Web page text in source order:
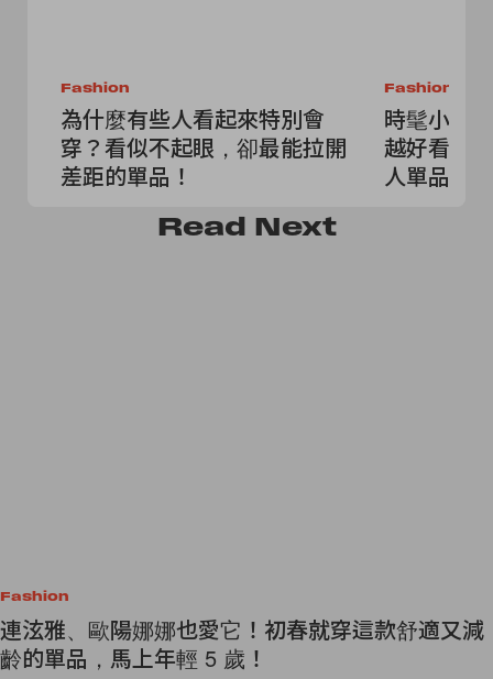
Fashion
為什麼有些人看起來特別會
穿？看似不起眼，卻最能拉開
差距的單品！
Fashion
時髦小技
越好看？
人單品就
Read Next
Fashion
連泫雅、歐陽娜娜也愛它！初春就穿這款舒適又減
齡的單品，馬上年輕 5 歲！